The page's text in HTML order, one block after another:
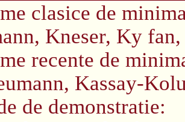
clasice de
Kneser, Ky
recente de
Kassay-
de demonstratie: